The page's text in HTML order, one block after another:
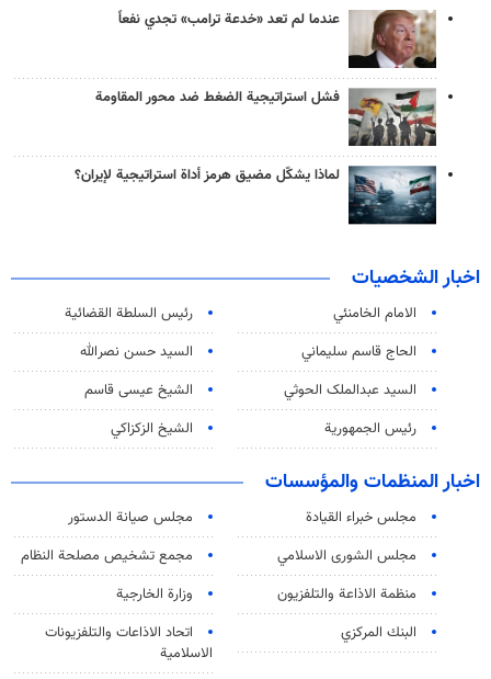
عندما لم تعد «خدعة ترامب» تجدي نفعاً
فشل استراتيجية الضغط ضد محور المقاومة
لماذا يشكّل مضيق هرمز أداة استراتيجية لإيران؟
اخبار الشخصيات
الامام الخامنئي
رئیس السلطة القضائیة
الحاج قاسم سليماني
السيد حسن نصرالله
السید عبدالملک الحوثي
الشيخ عيسى قاسم
رئيس الجمهورية
الشيخ الزكزاكي
اخبار المنظمات والمؤسسات
مجلس خبراء القيادة
مجلس صيانة الدستور
مجلس الشورى الاسلامي
مجمع تشخيص مصلحة النظام
منظمة الاذاعة والتلفزیون
وزارة الخارجية
البنك المركزي
اتحاد الاذاعات والتلفزيونات
الاسلامية